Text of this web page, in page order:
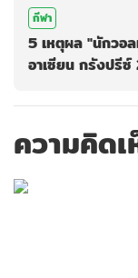
กีฬา
5 เหตุผล "นักวอ
อาเซียน กรังปรี
ความคิด